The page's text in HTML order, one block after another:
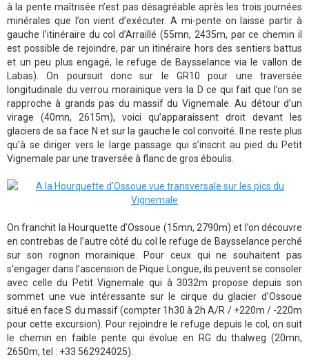
à la pente maîtrisée n’est pas désagréable après les trois journées
minérales que l’on vient d’exécuter. A mi-pente on laisse partir à
gauche l’itinéraire du col d’Arraillé (55mn, 2435m, par ce chemin il
est possible de rejoindre, par un itinéraire hors des sentiers battus
et un peu plus engagé, le refuge de Baysselance via le vallon de
Labas). On poursuit donc sur le GR10 pour une traversée
longitudinale du verrou morainique vers la D ce qui fait que l’on se
rapproche à grands pas du massif du Vignemale. Au détour d’un
virage (40mn, 2615m), voici qu’apparaissent droit devant les
glaciers de sa face N et sur la gauche le col convoité. Il ne reste plus
qu’à se diriger vers le large passage qui s’inscrit au pied du Petit
Vignemale par une traversée à flanc de gros éboulis.
On franchit la Hourquette d’Ossoue (15mn, 2790m) et l’on découvre
en contrebas de l’autre côté du col le refuge de Baysselance perché
sur son rognon morainique. Pour ceux qui ne souhaitent pas
s’engager dans l’ascension de Pique Longue, ils peuvent se consoler
avec celle du Petit Vignemale qui à 3032m propose depuis son
sommet une vue intéressante sur le cirque du glacier d’Ossoue
situé en face S du massif (compter 1h30 à 2h A/R / +220m / -220m
pour cette excursion). Pour rejoindre le refuge depuis le col, on suit
le chemin en faible pente qui évolue en RG du thalweg (20mn,
2650m, tel : +33 562924025).